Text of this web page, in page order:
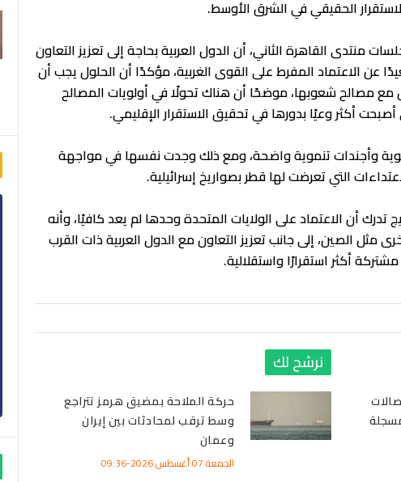
الحقيقي في الشرق الأوسط.
القاهرة الثاني، أن الدول العربية بحاجة إلى تعزيز التعاون
عن الاعتماد المفرط على القوى الغربية، مؤكدًا أن الحلول يجب أن
مصالح شعوبها، موضحًا أن هناك تحولًا في أولويات المصالح
أكثر وعيًا بدورها في تحقيق الاستقرار الإقليمي.
وأجندات تنموية واضحة، ومع ذلك وجدت نفسها في مواجهة
التي تعرضت لها قطر بصواريخ إسرائيلية.
أن الاعتماد على الولايات المتحدة وحدها لم يعد كافيًا، وأنه
مثل الصين، إلى جانب تعزيز التعاون مع الدول العربية ذات القرب
أكثر استقرارًا واستقلالية.
نرشح لك
حركة الملاحة بمضيق هرمز تتراجع
وسط ترقب لمحادثات بين إيران
وعمان
الجمعة 07 أغسطس 2026-09:36